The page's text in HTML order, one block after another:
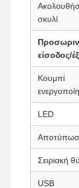
σκυλί
είσοδος/
Κουμπί
LED
Σειριακή
USB